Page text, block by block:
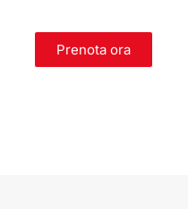
Prenota ora